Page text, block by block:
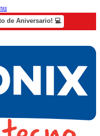
de Aniversario! 💻